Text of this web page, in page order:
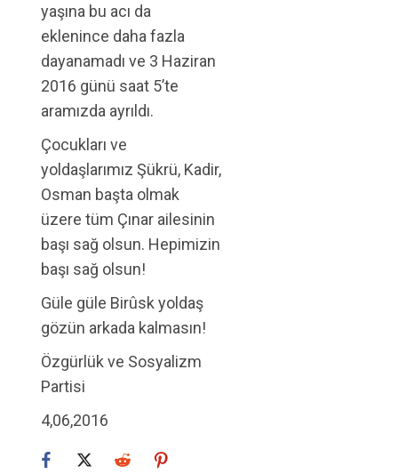
yaşına bu acı da
eklenince daha fazla
dayanamadı ve 3 Haziran
2016 günü saat 5’te
aramızda ayrıldı.
Çocukları ve
yoldaşlarımız Şükrü, Kadir,
Osman başta olmak
üzere tüm Çınar ailesinin
başı sağ olsun. Hepimizin
başı sağ olsun!
Güle güle Birûsk yoldaş
gözün arkada kalmasın!
Özgürlük ve Sosyalizm
Partisi
4,06,2016